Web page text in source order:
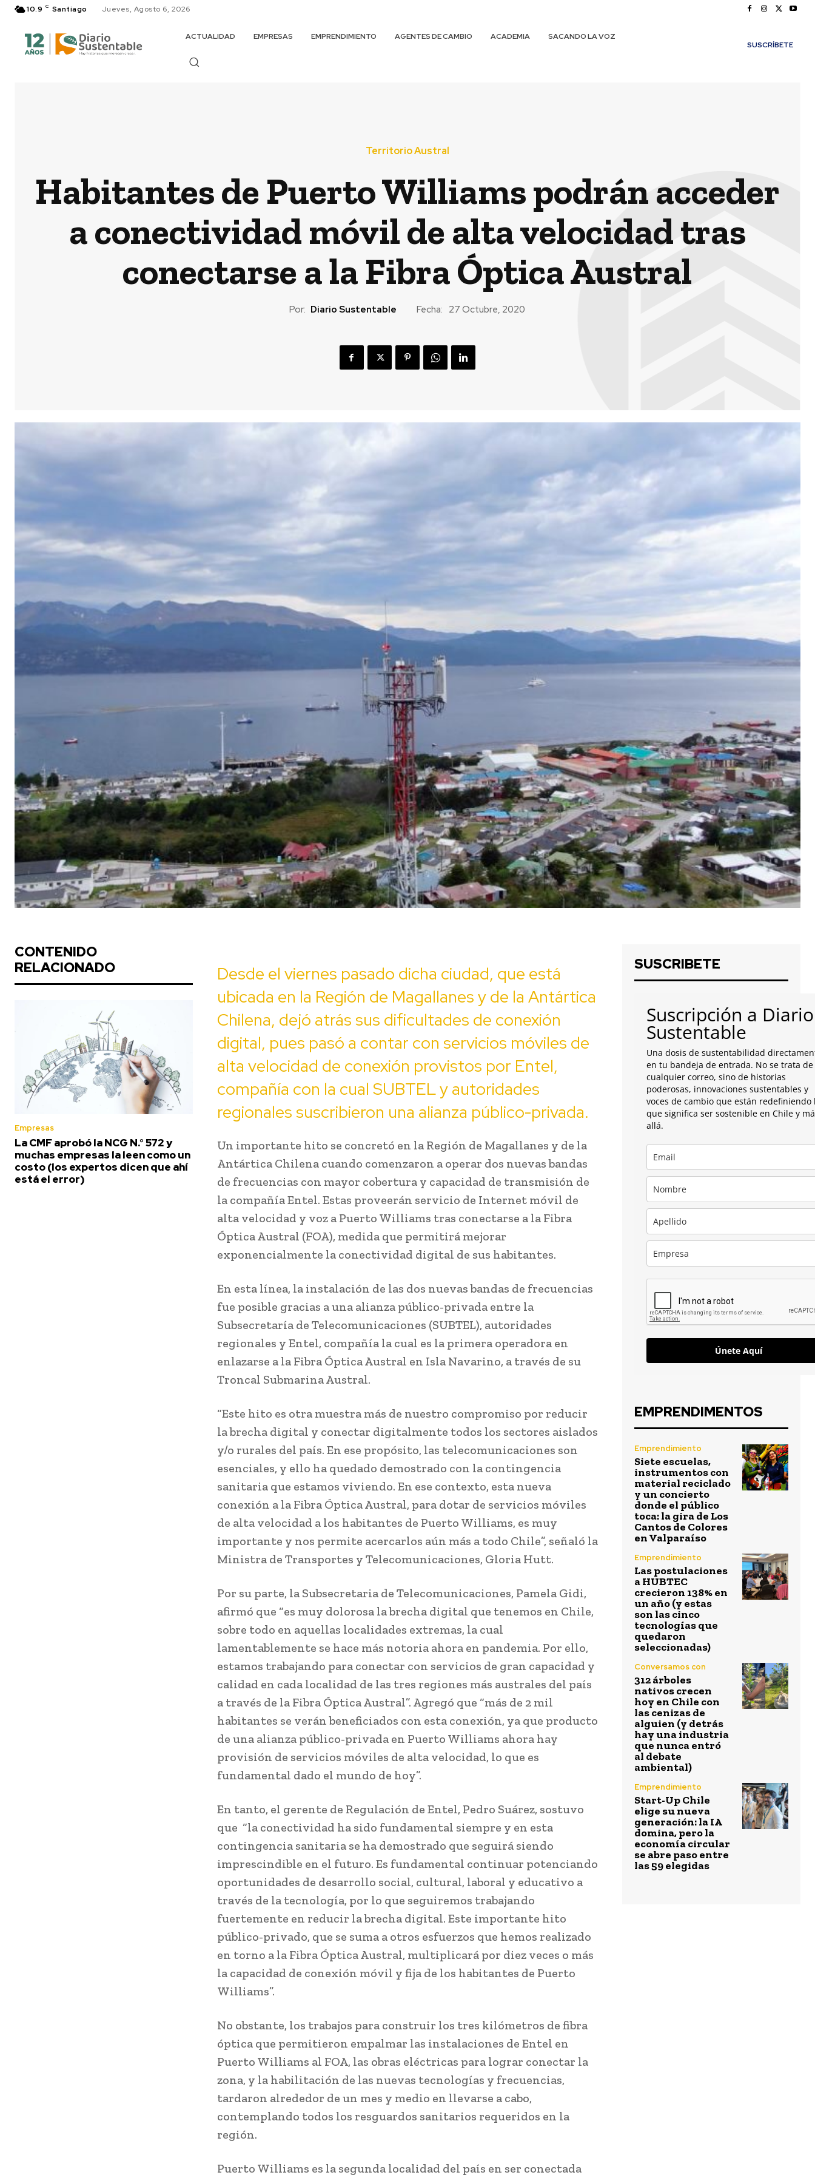
10.9 C Santiago Jueves, Agosto 6, 2026
ACTUALIDAD EMPRESAS EMPRENDIMIENTO AGENTES DE CAMBIO ACADEMIA
SACANDO LA VOZ
SUSCRÍBETE
Territorio Austral
Habitantes de Puerto Williams podrán acceder
a conectividad móvil de alta velocidad tras
conectarse a la Fibra Óptica Austral
Por: Diario Sustentable Fecha: 27 Octubre, 2020
CONTENIDO
RELACIONADO
Empresas
La CMF aprobó la NCG N.° 572 y
muchas empresas la leen como un
costo (los expertos dicen que ahí
está el error)
Desde el viernes pasado dicha ciudad, que está
ubicada en la Región de Magallanes y de la Antártica
Chilena, dejó atrás sus dificultades de conexión
digital, pues pasó a contar con servicios móviles de
alta velocidad de conexión provistos por Entel,
compañía con la cual SUBTEL y autoridades
regionales suscribieron una alianza público-privada.
Un importante hito se concretó en la Región de Magallanes y de la
Antártica Chilena cuando comenzaron a operar dos nuevas bandas
de frecuencias con mayor cobertura y capacidad de transmisión de
la compañía Entel. Estas proveerán servicio de Internet móvil de
alta velocidad y voz a Puerto Williams tras conectarse a la Fibra
Óptica Austral (FOA), medida que permitirá mejorar
exponencialmente la conectividad digital de sus habitantes.
En esta línea, la instalación de las dos nuevas bandas de frecuencias
fue posible gracias a una alianza público-privada entre la
Subsecretaría de Telecomunicaciones (SUBTEL), autoridades
regionales y Entel, compañía la cual es la primera operadora en
enlazarse a la Fibra Óptica Austral en Isla Navarino, a través de su
Troncal Submarina Austral.
“Este hito es otra muestra más de nuestro compromiso por reducir
la brecha digital y conectar digitalmente todos los sectores aislados
y/o rurales del país. En ese propósito, las telecomunicaciones son
esenciales, y ello ha quedado demostrado con la contingencia
sanitaria que estamos viviendo. En ese contexto, esta nueva
conexión a la Fibra Óptica Austral, para dotar de servicios móviles
de alta velocidad a los habitantes de Puerto Williams, es muy
importante y nos permite acercarlos aún más a todo Chile”, señaló la
Ministra de Transportes y Telecomunicaciones, Gloria Hutt.
Por su parte, la Subsecretaria de Telecomunicaciones, Pamela Gidi,
afirmó que “es muy dolorosa la brecha digital que tenemos en Chile,
sobre todo en aquellas localidades extremas, la cual
lamentablemente se hace más notoria ahora en pandemia. Por ello,
estamos trabajando para conectar con servicios de gran capacidad y
calidad en cada localidad de las tres regiones más australes del país
a través de la Fibra Óptica Austral”. Agregó que “más de 2 mil
habitantes se verán beneficiados con esta conexión, ya que producto
de una alianza público-privada en Puerto Williams ahora hay
provisión de servicios móviles de alta velocidad, lo que es
fundamental dado el mundo de hoy”.
En tanto, el gerente de Regulación de Entel, Pedro Suárez, sostuvo
que “la conectividad ha sido fundamental siempre y en esta
contingencia sanitaria se ha demostrado que seguirá siendo
imprescindible en el futuro. Es fundamental continuar potenciando
oportunidades de desarrollo social, cultural, laboral y educativo a
través de la tecnología, por lo que seguiremos trabajando
fuertemente en reducir la brecha digital. Este importante hito
público-privado, que se suma a otros esfuerzos que hemos realizado
en torno a la Fibra Óptica Austral, multiplicará por diez veces o más
la capacidad de conexión móvil y fija de los habitantes de Puerto
Williams”.
No obstante, los trabajos para construir los tres kilómetros de fibra
óptica que permitieron empalmar las instalaciones de Entel en
Puerto Williams al FOA, las obras eléctricas para lograr conectar la
zona, y la habilitación de las nuevas tecnologías y frecuencias,
tardaron alrededor de un mes y medio en llevarse a cabo,
contemplando todos los resguardos sanitarios requeridos en la
región.
Puerto Williams es la segunda localidad del país en ser conectada
SUSCRIBETE
Suscripción a Diario
Sustentable
Una dosis de sustentabilidad
en tu bandeja de entrada. No se trata de
cualquier correo, sino de historias
poderosas, innovaciones sustentables y
voces de cambio que están redefiniendo
que significa ser sostenible en Chile y
allá.
Únete Aquí
EMPRENDIMENTOS
Emprendimiento
Siete escuelas,
instrumentos con
material reciclado
y un concierto
donde el público
toca: la gira de Los
Cantos de Colores
en Valparaíso
Emprendimiento
Las postulaciones
a HUBTEC
crecieron 138% en
un año (y estas
son las cinco
tecnologías que
quedaron
seleccionadas)
Conversamos con
312 árboles
nativos crecen
hoy en Chile con
las cenizas de
alguien (y detrás
hay una industria
que nunca entró
al debate
ambiental)
Emprendimiento
Start-Up Chile
elige su nueva
generación: la IA
domina, pero la
economía circular
se abre paso entre
las 59 elegidas